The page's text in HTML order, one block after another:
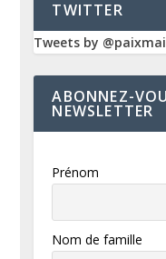
TWITTER
Tweets by
ABONNEZ-
NEWSLETTER
Prénom
Nom de famille